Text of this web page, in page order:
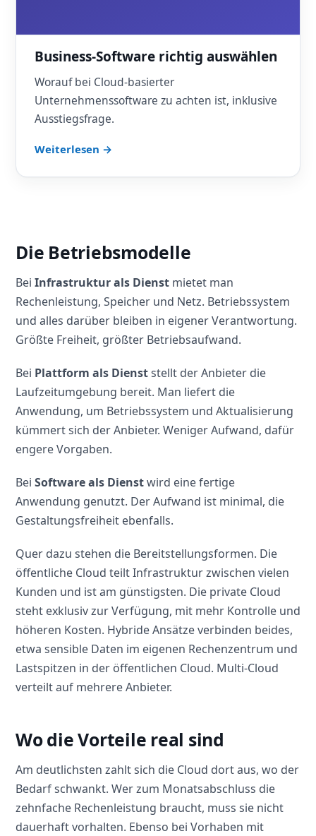
Business-Software richtig auswählen
Worauf bei Cloud-basierter
Unternehmenssoftware zu achten ist, inklusive
Ausstiegsfrage.
Weiterlesen →
Die Betriebsmodelle
Bei Infrastruktur als Dienst mietet man
Rechenleistung, Speicher und Netz. Betriebssystem
und alles darüber bleiben in eigener Verantwortung.
Größte Freiheit, größter Betriebsaufwand.
Bei Plattform als Dienststellt der Anbieter die
Laufzeitumgebung bereit. Man liefert die
Anwendung, um Betriebssystem und Aktualisierung
kümmert sich der Anbieter. Weniger Aufwand, dafür
engere Vorgaben.
Bei Software als Dienstwird eine fertige
Anwendung genutzt. Der Aufwand ist minimal, die
Gestaltungsfreiheit ebenfalls.
Quer dazu stehen die Bereitstellungsformen. Die
öffentliche Cloud teilt Infrastruktur zwischen vielen
Kunden und ist am günstigsten. Die private Cloud
steht exklusiv zur Verfügung, mit mehr Kontrolle und
höheren Kosten. Hybride Ansätze verbinden beides,
etwa sensible Daten im eigenen Rechenzentrum und
Lastspitzen in der öffentlichen Cloud. Multi-Cloud
verteilt auf mehrere Anbieter.
Wo die Vorteile real sind
Am deutlichsten zahlt sich die Cloud dort aus, wo der
Bedarf schwankt. Wer zum Monatsabschluss die
zehnfache Rechenleistung braucht, muss sie nicht
dauerhaft vorhalten. Ebenso bei Vorhaben mit